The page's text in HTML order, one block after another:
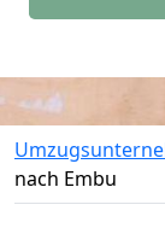
nach Embu